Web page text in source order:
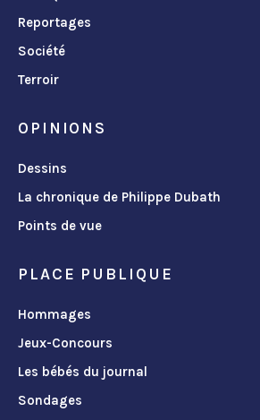
Reportages
Société
Terroir
OPINIONS
Dessins
La chronique de Philippe Dubath
Points de vue
PLACE PUBLIQUE
Hommages
Jeux-Concours
Les bébés du journal
Sondages